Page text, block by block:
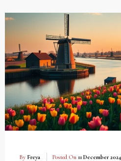
By Freya Posted On 11 December 2024